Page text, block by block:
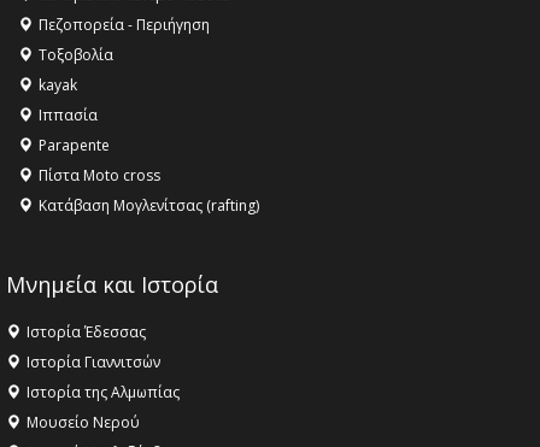
Πεζοπορεία - Περιήγηση
Τοξοβολία
kayak
Ιππασία
Parapente
Πίστα Moto cross
Κατάβαση Μογλενίτσας (rafting)
Μνημεία και Ιστορία
Ιστορία Έδεσσας
Ιστορία Γιαννιτσών
Ιστορία της Αλμωπίας
Μουσείο Νερού